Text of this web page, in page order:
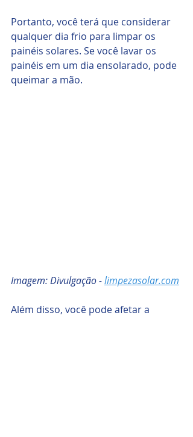
Portanto, você terá que considerar
qualquer dia frio para limpar os
painéis solares. Se você lavar os
painéis em um dia ensolarado, pode
queimar a mão.
Imagem: Divulgação - limpezasolar.com
Além disso, você pode afetar a